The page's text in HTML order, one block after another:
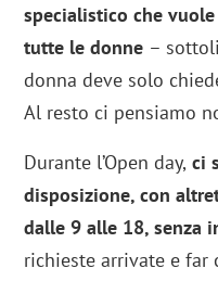
specialistico che
tutte le donne –
donna deve solo
Al resto ci pensiamo
Durante l’Open day, ci
disposizione, con
dalle 9 alle 18, senza
richieste arrivate e far